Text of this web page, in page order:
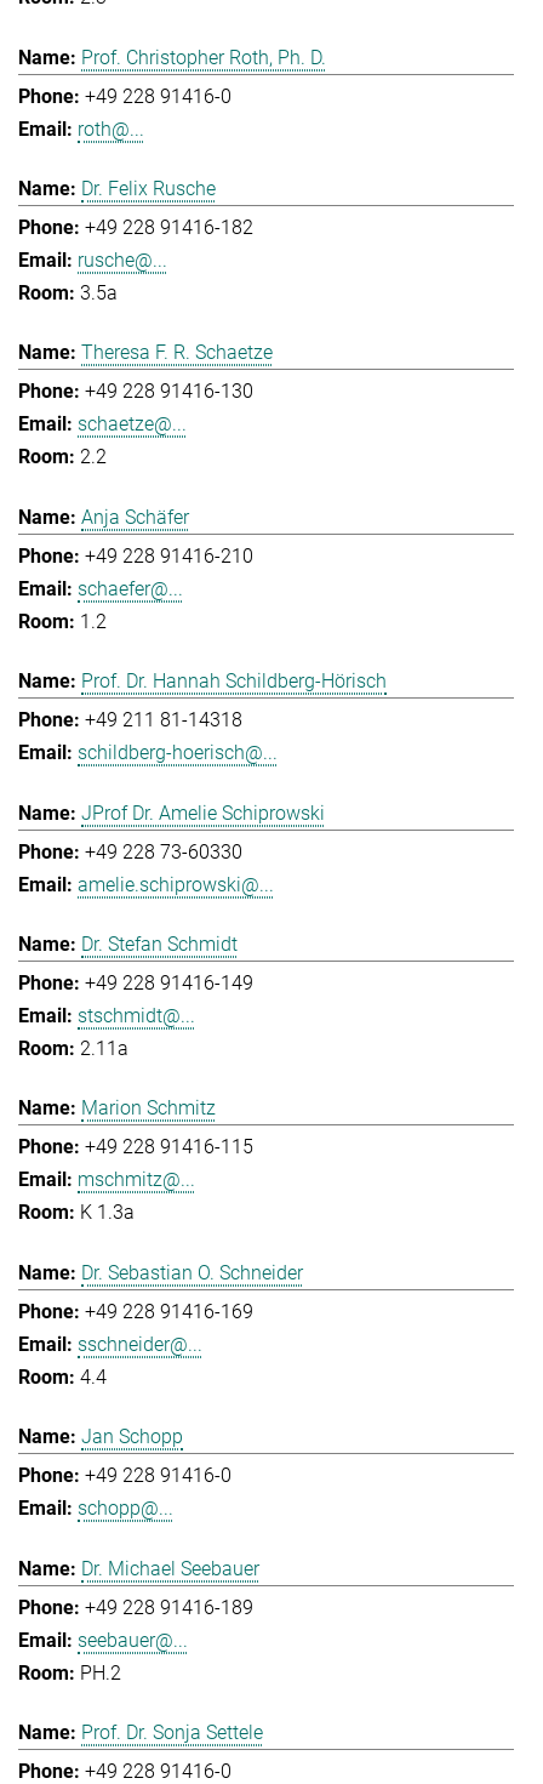
Prof. Christopher Roth, Ph. D.
+49 228 91416-0
roth@...
Dr. Felix Rusche
+49 228 91416-182
rusche@...
3.5a
Theresa F. R. Schaetze
+49 228 91416-130
schaetze@...
2.2
Anja Schäfer
+49 228 91416-210
schaefer@...
1.2
Prof. Dr. Hannah Schildberg-Hörisch
+49 211 81-14318
schildberg-hoerisch@...
JProf Dr. Amelie Schiprowski
+49 228 73-60330
amelie.schiprowski@...
Dr. Stefan Schmidt
+49 228 91416-149
stschmidt@...
2.11a
Marion Schmitz
+49 228 91416-115
mschmitz@...
K 1.3a
Dr. Sebastian O. Schneider
+49 228 91416-169
sschneider@...
4.4
Jan Schopp
+49 228 91416-0
schopp@...
Dr. Michael Seebauer
+49 228 91416-189
seebauer@...
PH.2
Prof. Dr. Sonja Settele
+49 228 91416-0